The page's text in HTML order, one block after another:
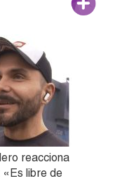
reacciona
libre de